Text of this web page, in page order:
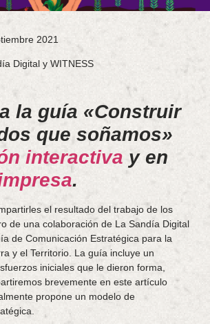
2021
Digital y WITNESS
la guía «Construir
que soñamos»
interactiva y en
.
el resultado del trabajo de los
de una colaboración de La Sandía Digital
de Comunicación Estratégica para la
y el Territorio. La guía incluye un
iniciales que le dieron forma,
brevemente en este artículo
propone un modelo de